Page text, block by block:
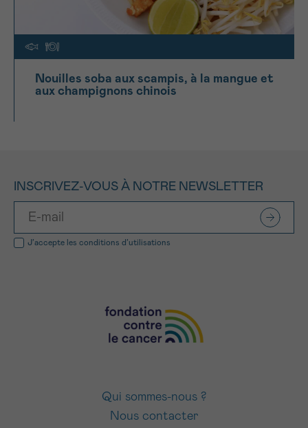
Nouilles soba aux scampis, à la mangue et
aux champignons chinois
INSCRIVEZ-VOUS À NOTRE NEWSLETTER
J’accepte les conditions d’utilisations
Qui sommes-nous ?
Nous contacter